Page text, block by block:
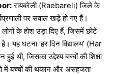
रायबरेली (Raebareli) जिले के
पर सवाल खड़े हो गए हैं।
लोगों के होश उड़ा दिए हैं, जिसमें छोटे
है। यह घटना ‘हर दिन विद्यालय’ (Har
थी, जिसका उद्देश्य बच्चों की शिक्षा
में बच्चों की थकान और असहजता